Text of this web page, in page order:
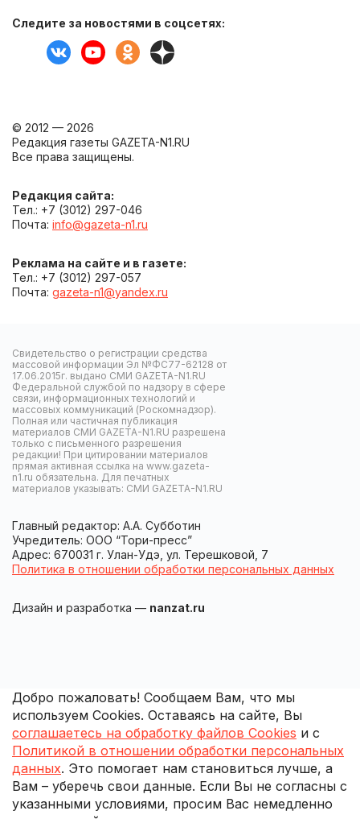
Следите за новостями в соцсетях:
© 2012 — 2026
Редакция газеты GAZETA-N1.RU
Все права защищены.
Редакция сайта:
Тел.: +7 (3012) 297-046
Почта: info@gazeta-n1.ru
Реклама на сайте и в газете:
Тел.: +7 (3012) 297-057
Почта: gazeta-n1@yandex.ru
Свидетельство о регистрации средства
массовой информации Эл №ФС77-62128 от
17.06.2015г. выдано СМИ GAZETA-N1.RU
Федеральной службой по надзору в сфере
связи, информационных технологий и
массовых коммуникаций (Роскомнадзор).
Полная или частичная публикация
материалов СМИ GAZETA-N1.RU разрешена
только с письменного разрешения
редакции! При цитировании материалов
прямая активная ссылка на www.gazeta-
n1.ru обязательна. Для печатных
материалов указывать: СМИ GAZETA-N1.RU
Главный редактор: А.А. Субботин
Учредитель: ООО “Тори-пресс”
Адрес: 670031 г. Улан-Удэ, ул. Терешковой, 7
Политика в отношении обработки персональных данных
Дизайн и разработка — nanzat.ru
Добро пожаловать! Сообщаем Вам, что мы
используем Cookies. Оставаясь на сайте, Вы
соглашаетесь на обработку файлов Cookies и с
Политикой в отношении обработки персональных
данных. Это помогает нам становиться лучше, а
Вам – уберечь свои данные. Если Вы не согласны с
указанными условиями, просим Вас немедленно